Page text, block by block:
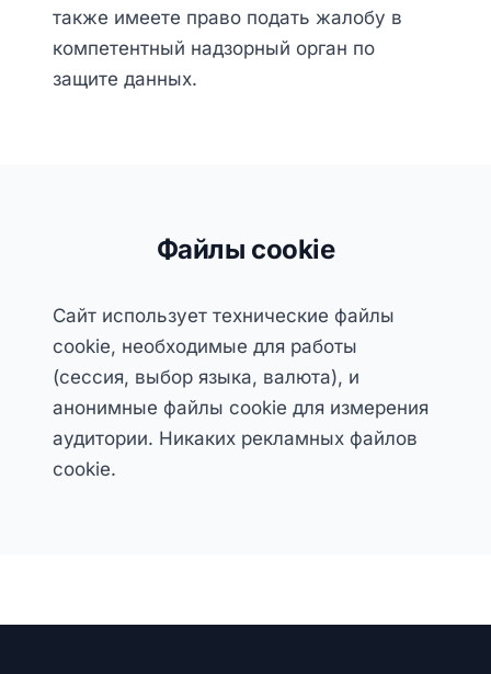
также имеете право подать жалобу в
компетентный надзорный орган по
защите данных.
Файлы cookie
Сайт использует технические файлы
cookie, необходимые для работы
(сессия, выбор языка, валюта), и
анонимные файлы cookie для измерения
аудитории. Никаких рекламных файлов
cookie.